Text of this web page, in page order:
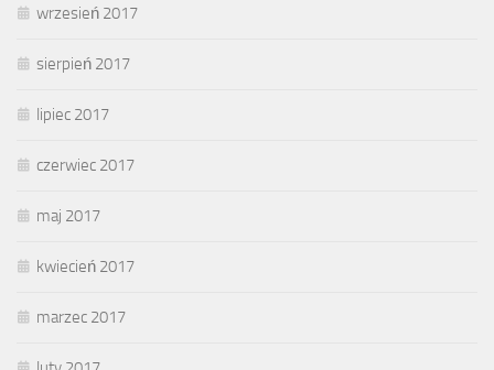
wrzesień 2017
sierpień 2017
lipiec 2017
czerwiec 2017
maj 2017
kwiecień 2017
marzec 2017